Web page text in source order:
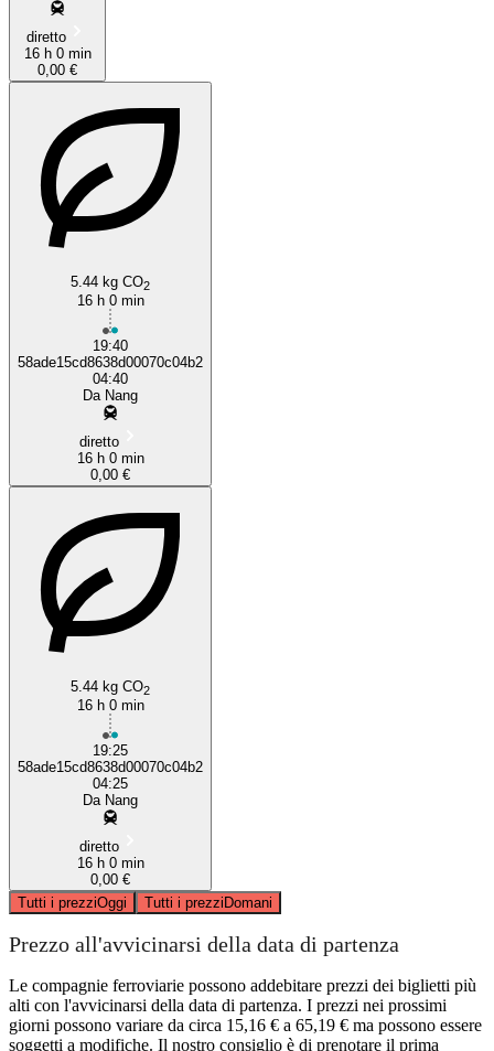
diretto
16 h 0 min
0,00 €
5.44 kg CO2
16 h 0 min
19:40
58ade15cd8638d00070c04b2
04:40
Da Nang
diretto
16 h 0 min
0,00 €
5.44 kg CO2
16 h 0 min
19:25
58ade15cd8638d00070c04b2
04:25
Da Nang
diretto
16 h 0 min
0,00 €
Tutti i prezziOggi Tutti i prezziDomani
Prezzo all'avvicinarsi della data di partenza
Le compagnie ferroviarie possono addebitare prezzi dei biglietti più
alti con l'avvicinarsi della data di partenza. I prezzi nei prossimi
giorni possono variare da circa 15,16 € a 65,19 € ma possono essere
soggetti a modifiche. Il nostro consiglio è di prenotare il prima